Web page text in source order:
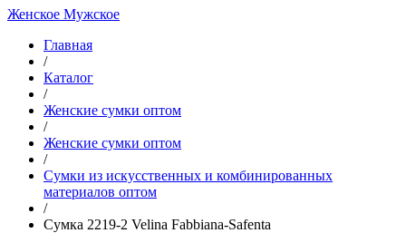
Женское Мужское
Главная
/
Каталог
/
Женские сумки оптом
/
Женские сумки оптом
/
Cумки из искусственных и комбинированных
материалов оптом
/
Сумка 2219-2 Velina Fabbiana-Safenta